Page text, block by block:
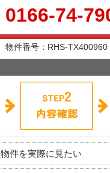
0166-74-
物件番号：RHS-TX400960
物件を実際に見たい